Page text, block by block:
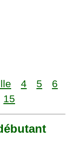
4 5
6
15